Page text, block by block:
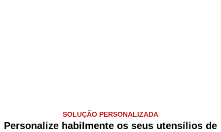
SOLUÇÃO PERSONALIZADA
Personalize habilmente os seus utensílios de